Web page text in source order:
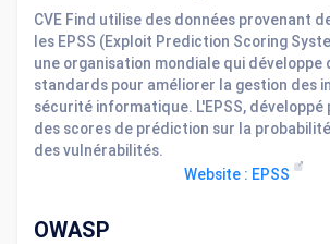
CVE Find utilise des données provenant
les EPSS (Exploit Prediction Scoring
une organisation mondiale qui développe
standards pour améliorer la gestion des
sécurité informatique. L'EPSS, développé
des scores de prédiction sur la
des vulnérabilités.
Website : EPSS
OWASP